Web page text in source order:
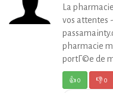
La
vos attentes
pharmacie
portГ©e de
👍0 👎0